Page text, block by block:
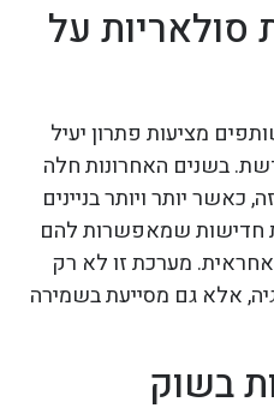
על
מציעות פתרון יעיל
בשנים האחרונות חלה
יותר ויותר בניינים
חדישות שמאפשרות להם
אחראית. מערכת זו לא רק
אלא גם מסייעת בשמירה
בשוק